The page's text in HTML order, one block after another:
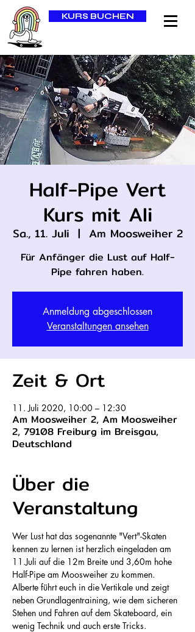
KURS BUCHEN
Half-Pipe Vert
Kurs mit Ali
Sa., 11. Juli
  |
Am Moosweiher 2
Für Anfänger die Lust auf Half-
Pipe fahren haben.
Anmeldung abgeschlossen
Veranstaltungen ansehen
Zeit & Ort
11. Juli 2020, 10:00 – 12:30
Am Moosweiher 2, Am Moosweiher
2, 79108 Freiburg im Breisgau,
Deutschland
Über die
Veranstaltung
Wer Lust hat das sogenannte "Vert"-Skaten
kennen zu lernen ist herzlich eingeladen am
11.Juli auf die 12m Breite und 3,60m hohe
Half-Pipe am Moosweiher zu kommen.
Alberte führt euch in die Vertikale und zeigt
neben Grundlagentraining, wie dem sicheren
Stehen und Fahren auf dem Skateboard, ein
wenig Technik und auch erste Tricks.